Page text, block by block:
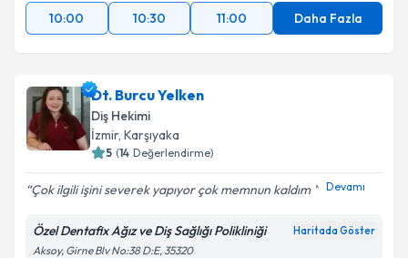
10:00
10:30 11:00 Daha Fazla
Dt. Burcu Yelken
Diş Hekimi
İzmir, Karşıyaka
5 (14 Değerlendirme)
Çok ilgili işini severek yapıyor çok memnun kaldım Devamı
Özel Dentafix Ağız ve Diş Sağlığı Polikliniği Haritada Göster
Aksoy, Girne Blv No:38 D:E, 35320